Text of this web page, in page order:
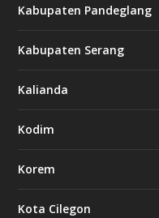
Kabupaten Pandeglang
Kabupaten Serang
Kalianda
Kodim
Korem
Kota Cilegon